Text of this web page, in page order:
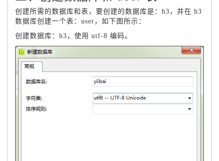
创建所需的数据库和表，要创建的数据库是：h3，并在 h3
数据库创建一个表：user，如下图所示：
创建数据库：h3，使用 utf-8 编码。